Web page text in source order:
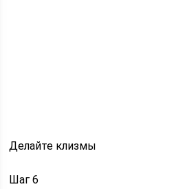
Делайте клизмы
Шаг 6